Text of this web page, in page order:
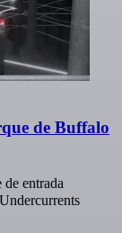
de Buffalo
entrada